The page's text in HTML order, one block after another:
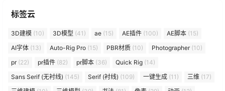
标签云
3D建模 (10) 3D模型 (41) ae (15) AE插件 (100) AE脚本 (15)
AI字体 (13) Auto-Rig Pro (15) PBR材质 (10) Photographer(10)
pr(22) pr插件 (82) pr脚本 (36) Quick Rig (14)
Sans Serif (无衬线) (145) Serif (衬线) (109) 一键生成 (11) 三维 (17)